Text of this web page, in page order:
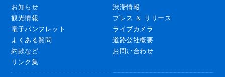
お知らせ
渋滞情報
観光情報
プレス ＆ リリース
電子パンフレット
ライブカメラ
よくある質問
道路公社概要
約款など
お問い合わせ
リンク集